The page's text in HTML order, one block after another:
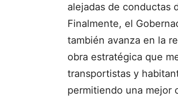
alejadas de conductas
Finalmente, el
también avanza en la
obra estratégica que
transportistas y
permitiendo una mejor